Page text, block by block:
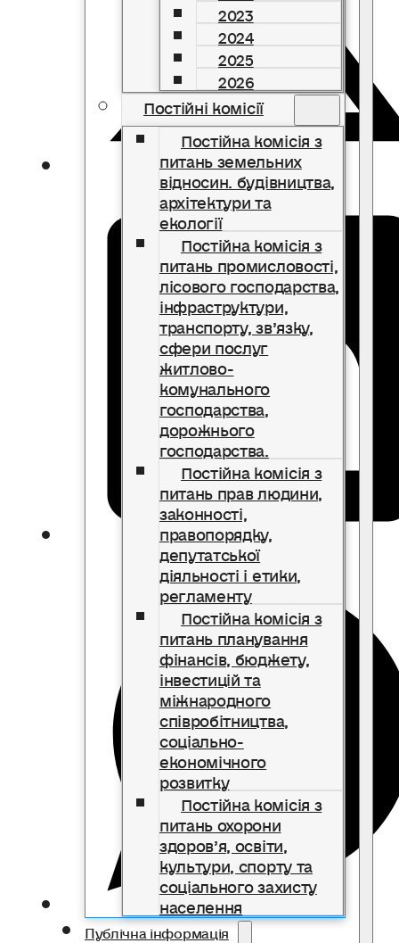
2023
2024
2025
2026
Постійні комісії
Постійна комісія з
питань земельних
відносин. будівництва,
архітектури та
екології
Постійна комісія з
питань промисловості,
лісового господарства,
інфраструктури,
транспорту, зв’язку,
сфери послуг
житлово-
комунального
господарства,
дорожнього
господарства.
Постійна комісія з
питань прав людини,
законності,
правопорядку,
депутатської
діяльності і етики,
регламенту
Постійна комісія з
питань планування
фінансів, бюджету,
інвестицій та
міжнародного
співробітництва,
соціально-
економічного
розвитку
Постійна комісія з
питань охорони
здоров’я, освіти,
культури, спорту та
соціального захисту
населення
Публічна інформація